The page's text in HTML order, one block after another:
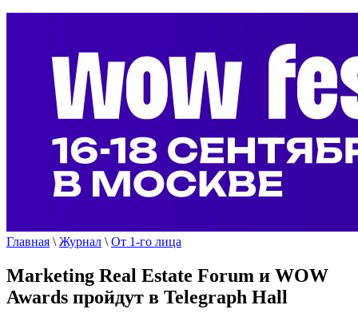
Главная \ Журнал \ От 1-го лица
Marketing Real Estate Forum и WOW
Awards пройдут в Telegraph Hall